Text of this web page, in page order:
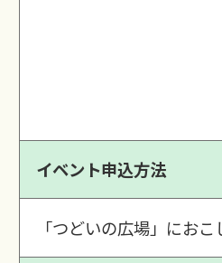
イベント申込方法
「つどいの広場」におこ